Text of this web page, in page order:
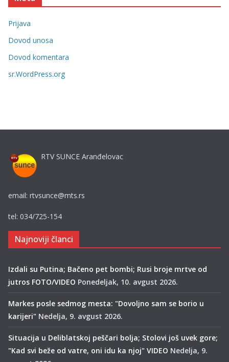
o
r
e
Prijava
Dovod unosa
Dovod komentara
sr.WordPress.org
RTV SUNCE Aranđelovac
email: rtvsunce@mts.rs
tel: 034/725-154
Najnoviji članci
Izdali su Putina; Bačeno pet bombi; Rusi broje mrtve od
jutros FOTO/VIDEO Ponedeljak, 10. avgust 2026.
Markes posle sedmog mesta: "Dovoljno sam se borio u
karijeri" Nedelja, 9. avgust 2026.
Situacija u Deliblatskoj peščari bolja; Stolovi još uvek gore;
"Kad svi beže od vatre, oni idu ka njoj" VIDEO Nedelja, 9.